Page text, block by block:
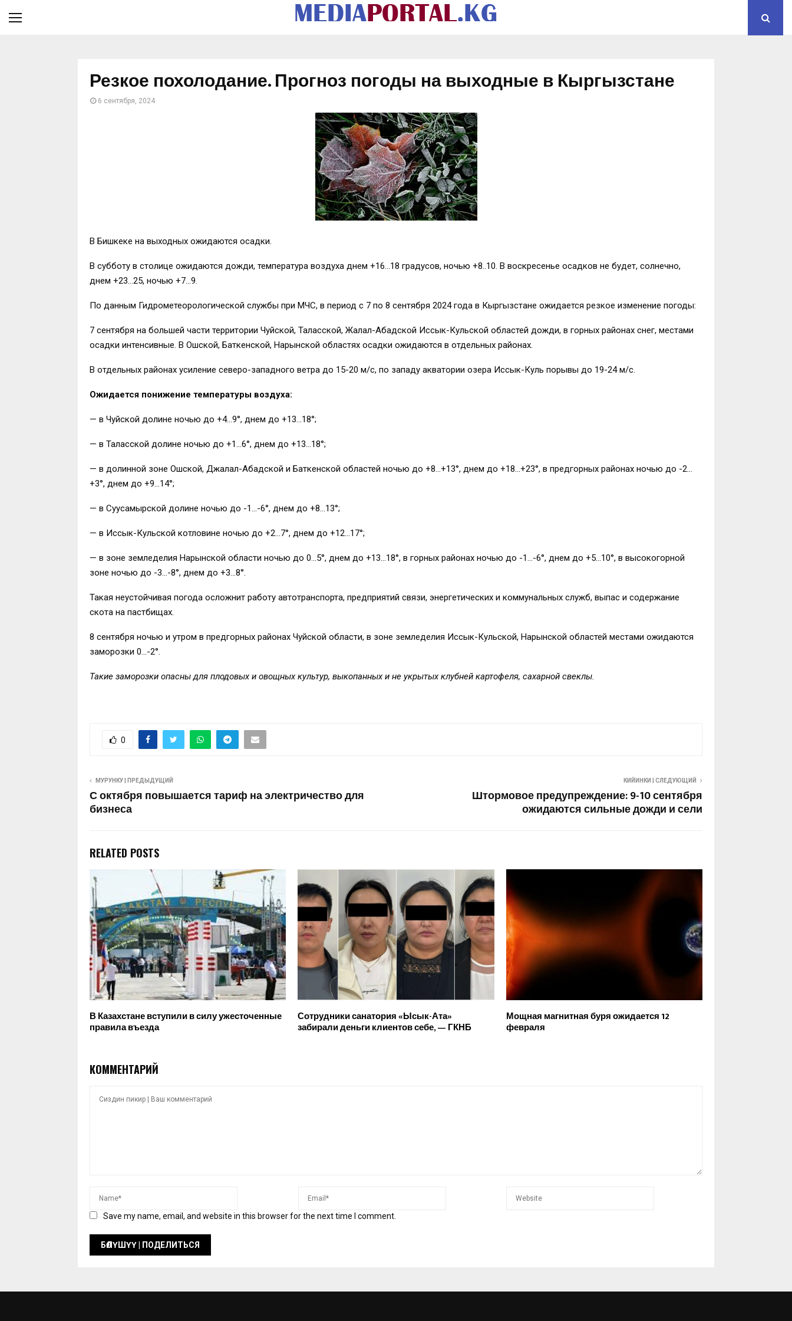
Резкое похолодание. Прогноз погоды на выходные в Кыргызстане
6 сентября, 2024
В Бишкеке на выходных ожидаются осадки.
В субботу в столице ожидаются дожди, температура воздуха днем +16…18 градусов, ночью +8..10. В воскресенье осадков не будет, солнечно,
днем +23…25, ночью +7…9.
По данным Гидрометеорологической службы при МЧС, в период с 7 по 8 сентября 2024 года в Кыргызстане ожидается резкое изменение погоды:
7 сентября на большей части территории Чуйской, Таласской, Жалал-Абадской Иссык-Кульской областей дожди, в горных районах снег, местами
осадки интенсивные. В Ошской, Баткенской, Нарынской областях осадки ожидаются в отдельных районах.
В отдельных районах усиление северо-западного ветра до 15-20 м/с, по западу акватории озера Иссык-Куль порывы до 19-24 м/с.
Ожидается понижение температуры воздуха:
— в Чуйской долине ночью до +4…9°, днем до +13…18°;
— в Таласской долине ночью до +1…6°, днем до +13…18°;
— в долинной зоне Ошской, Джалал-Абадской и Баткенской областей ночью до +8…+13°, днем до +18…+23°, в предгорных районах ночью до -2…
+3°, днем до +9…14°;
— в Суусамырской долине ночью до -1…-6°, днем до +8…13°;
— в Иссык-Кульской котловине ночью до +2…7°, днем до +12…17°;
— в зоне земледелия Нарынской области ночью до 0…5°, днем до +13…18°, в горных районах ночью до -1…-6°, днем до +5…10°, в высокогорной
зоне ночью до -3…-8°, днем до +3…8°.
Такая неустойчивая погода осложнит работу автотранспорта, предприятий связи, энергетических и коммунальных служб, выпас и содержание
скота на пастбищах.
8 сентября ночью и утром в предгорных районах Чуйской области, в зоне земледелия Иссык-Кульской, Нарынской областей местами ожидаются
заморозки 0…-2°.
Такие заморозки опасны для плодовых и овощных культур, выкопанных и не укрытых клубней картофеля, сахарной свеклы.
0
МУРУНКУ | ПРЕДЫДУЩИЙ
С октября повышается тариф на электричество для
бизнеса
КИЙИНКИ | СЛЕДУЮЩИЙ
Штормовое предупреждение: 9-10 сентября
ожидаются сильные дожди и сели
RELATED POSTS
В Казахстане вступили в силу ужесточенные
правила въезда
Сотрудники санатория «Ысык-Ата»
забирали деньги клиентов себе, — ГКНБ
Мощная магнитная буря ожидается 12
февраля
КОММЕНТАРИЙ
Save my name, email, and website in this browser for the next time I comment.